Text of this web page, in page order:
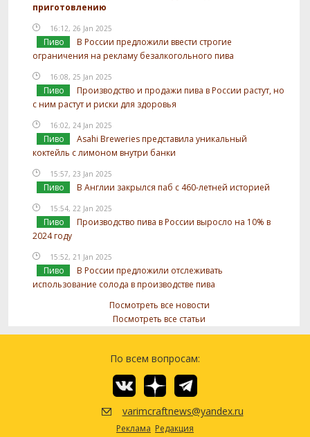
приготовлению
16:12, 26 Jan 2025
Пиво
В России предложили ввести строгие
ограничения на рекламу безалкогольного пива
16:08, 25 Jan 2025
Пиво
Производство и продажи пива в России растут, но
с ним растут и риски для здоровья
16:02, 24 Jan 2025
Пиво
Asahi Breweries представила уникальный
коктейль с лимоном внутри банки
15:57, 23 Jan 2025
Пиво В Англии закрылся паб с 460-летней историей
15:54, 22 Jan 2025
Пиво
Производство пива в России выросло на 10% в
2024 году
15:52, 21 Jan 2025
Пиво
В России предложили отслеживать
использование солода в производстве пива
Посмотреть все новости
Посмотреть все статьи
По всем вопросам:
varimcraftnews@yandex.ru
Реклама Редакция